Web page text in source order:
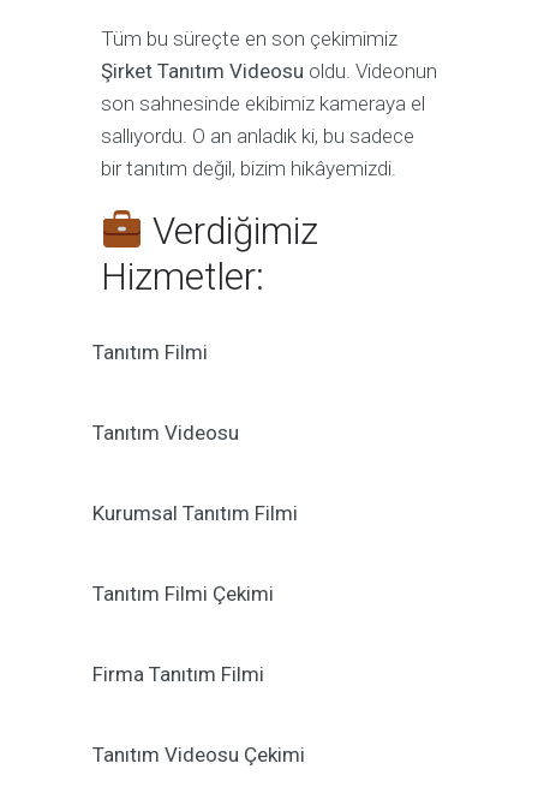
Tüm bu süreçte en son çekimimiz
Şirket Tanıtım Videosu oldu. Videonun
son sahnesinde ekibimiz kameraya el
sallıyordu. O an anladık ki, bu sadece
bir tanıtım değil, bizim hikâyemizdi.
Verdiğimiz
Hizmetler:
Tanıtım Filmi
Tanıtım Videosu
Kurumsal Tanıtım Filmi
Tanıtım Filmi Çekimi
Firma Tanıtım Filmi
Tanıtım Videosu Çekimi